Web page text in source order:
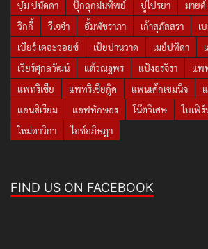
บุ๋ม ปนัดดา
ปุ๊กลุกฝนทิพย์ ปูไปรยา มาย
วิกกี้
วีเจจ๋า อั้มพัชราภา เก้าสุภัสสรา เ
เบียร์ เดอะวอยซ์
เป้ยปานวาด เมย์ปทิดา
เวียร์ศุกลวัฒน์
แต้วณฐพร แป้งอรจิรา แพ
แพทริเซีย
แพทริเซียกู๊ด แพนเค้กเขมนิจ
แอนสิเรียม
แอฟทักษอร โน๊ตวิเศษ
ใบเฟิ
ใหม่ดาวิกา
ไอซ์อภิษฎา
FIND US ON FACEBOOK